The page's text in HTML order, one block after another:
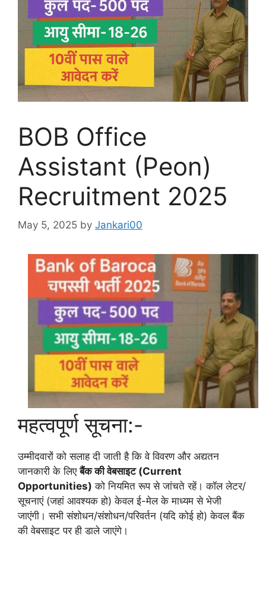
BOB Office
Assistant (Peon)
Recruitment 2025
May 5, 2025 by Jankari00
महत्वपूर्ण सूचना:-
उम्मीदवारों को सलाह दी जाती है कि वे विवरण और अद्यतन
जानकारी के लिएबैंक की वेबसाइट (Current
Opportunities) को नियमित रूप से जांचते रहें। कॉल लेटर/
सूचनाएं (जहां आवश्यक हो) केवल ई-मेल के माध्यम से भेजी
जाएंगी। सभी संशोधन/संशोधन/परिवर्तन (यदि कोई हो) केवल बैंक
की वेबसाइट पर ही डाले जाएंगे।